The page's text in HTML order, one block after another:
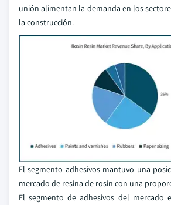
unión alimentan la demanda en los
la construcción.
El segmento adhesivos mantuvo una
mercado de resina de rosin con una
El segmento de adhesivos del mercado